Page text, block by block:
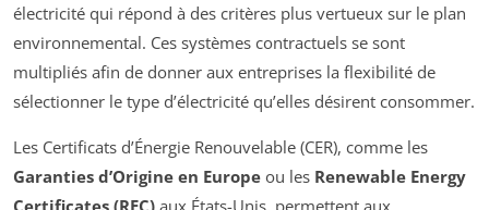
électricité qui répond à des critères plus vertueux sur le plan
environnemental. Ces systèmes contractuels se sont
multipliés afin de donner aux entreprises la flexibilité de
sélectionner le type d’électricité qu’elles désirent consommer.
Les Certificats d’Énergie Renouvelable (CER), comme les
Garanties d’Origine en Europe ou les Renewable Energy
Certificates (REC) aux États-Unis, permettent aux